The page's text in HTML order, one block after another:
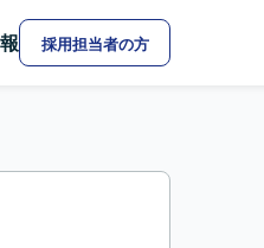
採用担当者の方